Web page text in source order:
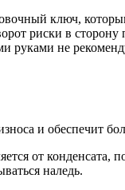
ключ,
риски в
руками не
и обеспечит
от конденсата,
наледь.